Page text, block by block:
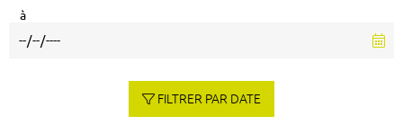
à
FILTRER PAR DATE